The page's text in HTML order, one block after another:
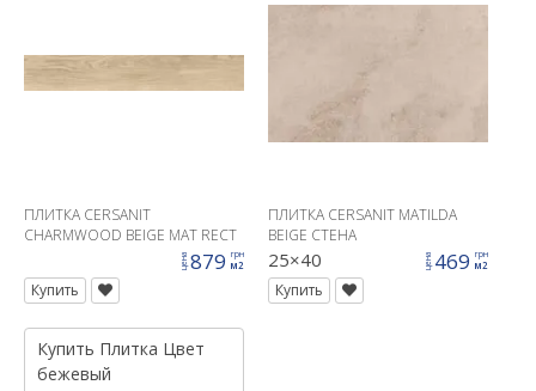
ПЛИТКА CERSANIT
CHARMWOOD BEIGE MAT RECT
цена879 грн
м2
Купить
ПЛИТКА CERSANIT MATILDA
BEIGE СТЕНА
25×40 цена469 грн
м2
Купить
Купить Плитка Цвет
бежевый